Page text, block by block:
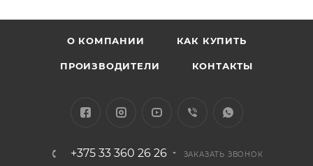
О КОМПАНИИ КАК КУПИТЬ
ПРОИЗВОДИТЕЛИ КОНТАКТЫ
+375 33 360 26 26 ЗАКАЗАТЬ ЗВОНОК